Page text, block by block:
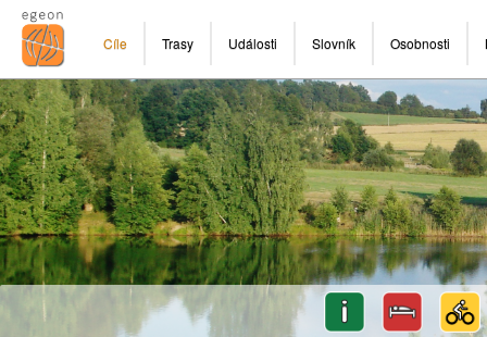
Cíle Trasy Události Slovník Osobnosti